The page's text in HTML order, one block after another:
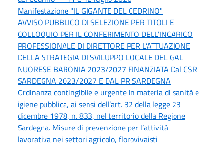
Manifestazione "IL GIGANTE DEL CEDRINO"
AVVISO PUBBLICO DI SELEZIONE PER TITOLI E
COLLOQUIO PER IL CONFERIMENTO DELL’INCARICO
PROFESSIONALE DI DIRETTORE PER L’ATTUAZIONE
DELLA STRATEGIA DI SVILUPPO LOCALE DEL GAL
NUORESE BARONIA 2023/2027 FINANZIATA Dal CSR
SARDEGNA 2023/2027 E DAL PR SARDEGNA
Ordinanza contingibile e urgente in materia di sanità e
igiene pubblica, ai sensi dell’art. 32 della legge 23
dicembre 1978, n. 833, nel territorio della Regione
Sardegna. Misure di prevenzione per l’attività
lavorativa nei settori agricolo, florovivaisti